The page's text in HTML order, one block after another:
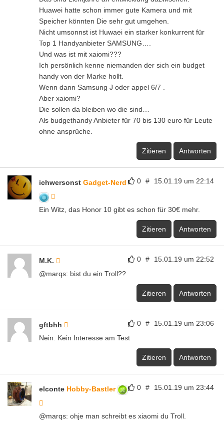
Huawei hatte schon immer gute Kamera und mit
Speicher könnten Die sehr gut umgehen.
Nicht umsonnst ist Huwaei ein starker konkurrent für
Top 1 Handyanbieter SAMSUNG….
Und was ist mit xaiomi???
Ich persönlich kenne niemanden der sich ein budget
handy von der Marke hollt.
Wenn dann Samsung J oder appel 6/7 .
Aber xaiomi?
Die sollen da bleiben wo die sind…
Als budgethandy Anbieter für 70 bis 130 euro für Leute
ohne ansprüche.
Zitieren Antworten
0 # 15.01.19 um 22:14
ichwersonst Gadget-Nerd
Ein Witz, das Honor 10 gibt es schon für 30€ mehr.
Zitieren Antworten
0 # 15.01.19 um 22:52
M.K.
@marqs: bist du ein Troll??
Zitieren Antworten
0 # 15.01.19 um 23:06
gftbhh
Nein. Kein Interesse am Test
Zitieren Antworten
0 # 15.01.19 um 23:44
elconte Hobby-Bastler
@marqs: ohje man schreibt es xiaomi du Troll.